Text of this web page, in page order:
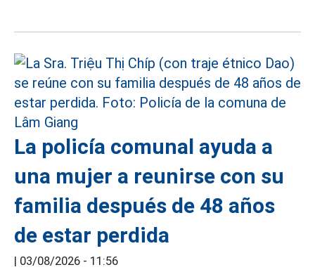
La policía comunal ayuda a
una mujer a reunirse con su
familia después de 48 años
de estar perdida
| 03/08/2026 - 11:56